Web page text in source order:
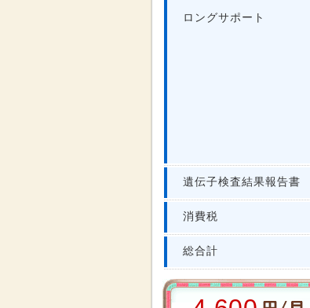
ロングサポート
遺伝子検査結果報告書
消費税
総合計